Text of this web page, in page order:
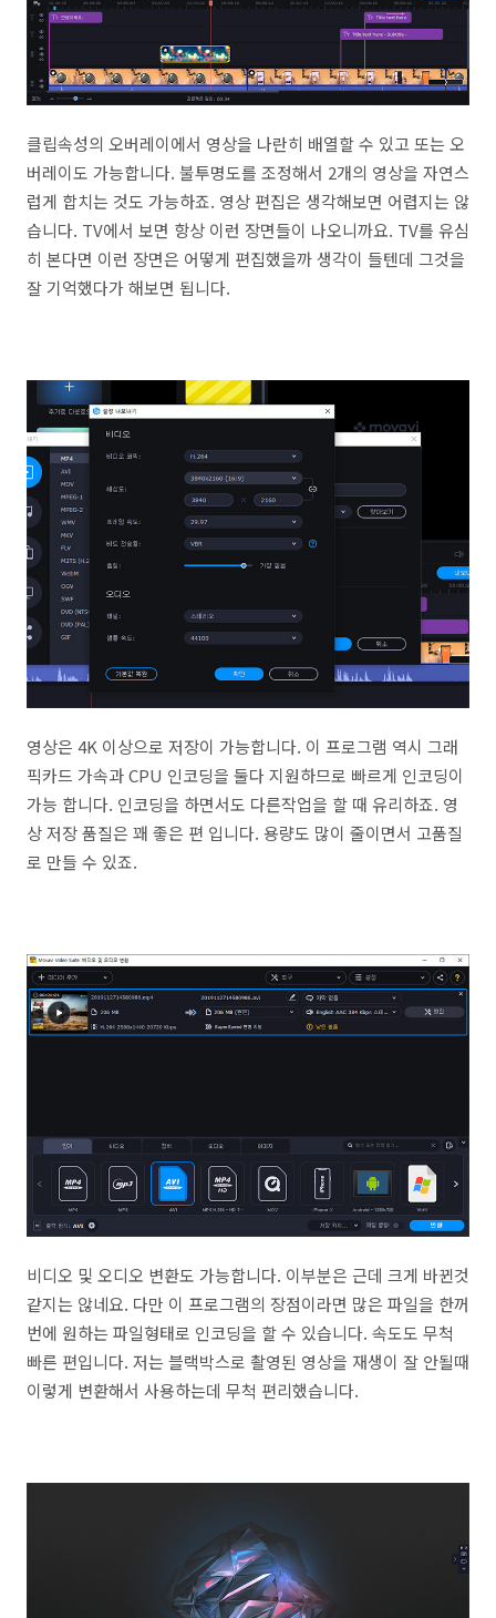
클립속성의 오버레이에서 영상을 나란히 배열할 수 있고 또는 오
버레이도 가능합니다. 불투명도를 조정해서 2개의 영상을 자연스
럽게 합치는 것도 가능하죠. 영상 편집은 생각해보면 어렵지는 않
습니다. TV에서 보면 항상 이런 장면들이 나오니까요. TV를 유심
히 본다면 이런 장면은 어떻게 편집했을까 생각이 들텐데 그것을
잘 기억했다가 해보면 됩니다.
영상은 4K 이상으로 저장이 가능합니다. 이 프로그램 역시 그래
픽카드 가속과 CPU 인코딩을 둘다 지원하므로 빠르게 인코딩이
가능 합니다. 인코딩을 하면서도 다른작업을 할 때 유리하죠. 영
상 저장 품질은 꽤 좋은 편 입니다. 용량도 많이 줄이면서 고품질
로 만들 수 있죠.
비디오 및 오디오 변환도 가능합니다. 이부분은 근데 크게 바뀐것
같지는 않네요. 다만 이 프로그램의 장점이라면 많은 파일을 한꺼
번에 원하는 파일형태로 인코딩을 할 수 있습니다. 속도도 무척
빠른 편입니다. 저는 블랙박스로 촬영된 영상을 재생이 잘 안될때
이렇게 변환해서 사용하는데 무척 편리했습니다.